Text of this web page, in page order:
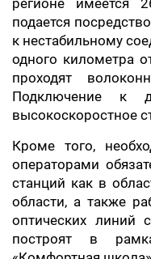
регионе имеется
подается
к нестабильному
одного километра
проходят
Подключение к
высокоскоростное
Кроме того,
операторами
станций как в
области, а также
оптических линий
построят в